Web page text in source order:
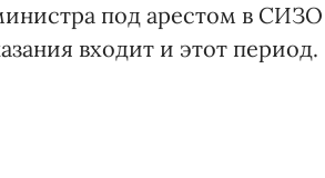
под арестом в СИЗО
входит и этот период.